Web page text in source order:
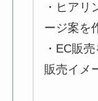
・ヒアリ
ージ案を
・EC販
販売イメ